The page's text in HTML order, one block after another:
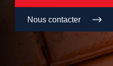
Nous contacter